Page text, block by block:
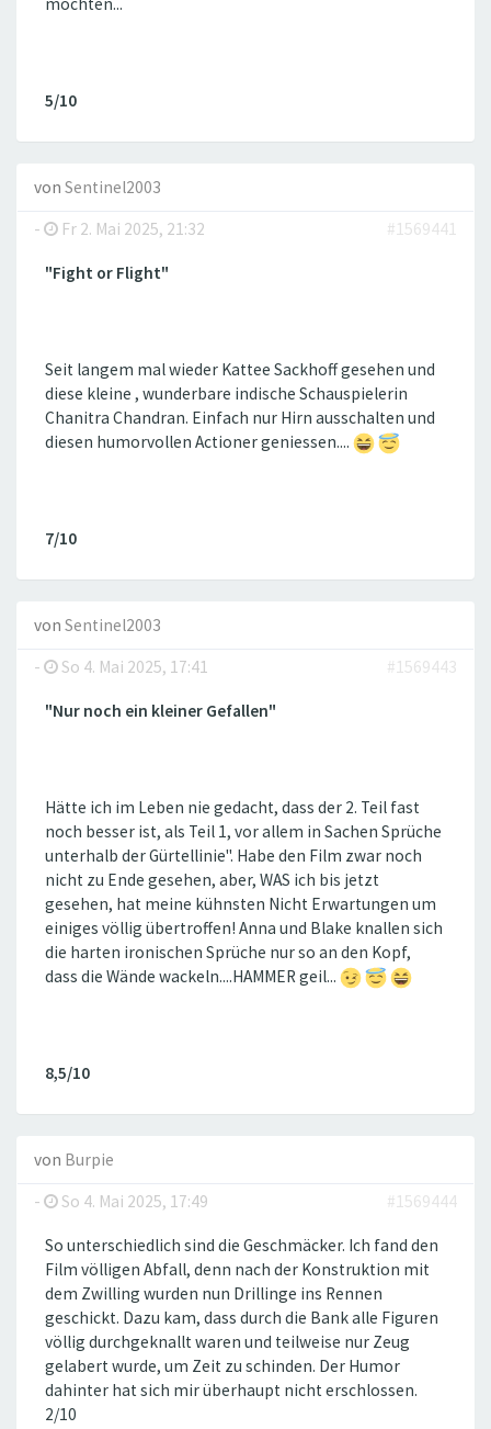
5/10
von Sentinel2003
-
Fr 2. Mai 2025, 21:32 #1569441
"Fight or Flight"
Seit langem mal wieder Kattee Sackhoff gesehen und
diese kleine , wunderbare indische Schauspielerin
Chanitra Chandran. Einfach nur Hirn ausschalten und
diesen humorvollen Actioner geniessen....
7/10
von Sentinel2003
-
So 4. Mai 2025, 17:41 #1569443
"Nur noch ein kleiner Gefallen"
Hätte ich im Leben nie gedacht, dass der 2. Teil fast
noch besser ist, als Teil 1, vor allem in Sachen Sprüche
unterhalb der Gürtellinie". Habe den Film zwar noch
nicht zu Ende gesehen, aber, WAS ich bis jetzt
gesehen, hat meine kühnsten Nicht Erwartungen um
einiges völlig übertroffen! Anna und Blake knallen sich
die harten ironischen Sprüche nur so an den Kopf,
dass die Wände wackeln....HAMMER geil...
8,5/10
von Burpie
-
So 4. Mai 2025, 17:49 #1569444
So unterschiedlich sind die Geschmäcker. Ich fand den
Film völligen Abfall, denn nach der Konstruktion mit
dem Zwilling wurden nun Drillinge ins Rennen
geschickt. Dazu kam, dass durch die Bank alle Figuren
völlig durchgeknallt waren und teilweise nur Zeug
gelabert wurde, um Zeit zu schinden. Der Humor
dahinter hat sich mir überhaupt nicht erschlossen.
2/10